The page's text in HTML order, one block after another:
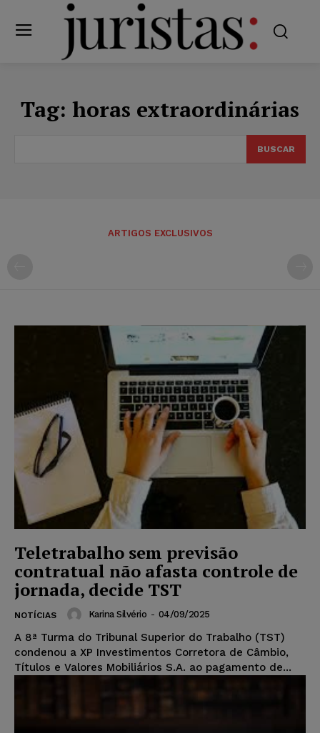
Tag: horas extraordinárias
BUSCAR
ARTIGOS EXCLUSIVOS
Teletrabalho sem previsão
contratual não afasta controle de
jornada, decide TST
NOTÍCIAS Karina Silvério - 04/09/2025
A 8ª Turma do Tribunal Superior do Trabalho (TST)
condenou a XP Investimentos Corretora de Câmbio,
Títulos e Valores Mobiliários S.A. ao pagamento de...